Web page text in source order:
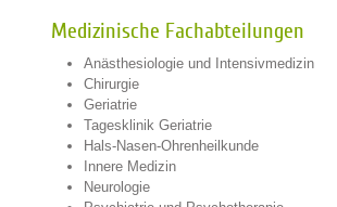
Medizinische Fachabteilungen
Anästhesiologie und Intensivmedizin
Chirurgie
Geriatrie
Tagesklinik Geriatrie
Hals-Nasen-Ohrenheilkunde
Innere Medizin
Neurologie